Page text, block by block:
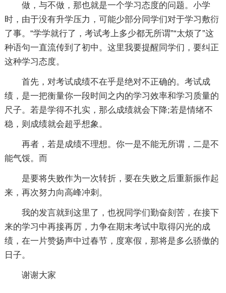
做，与不做，那也就是一个学习态度的问题。小学
时，由于没有升学压力，可能少部分同学们对于学习敷衍
了事。“学学就行了，考试考上多少都无所谓”“太烦了”这
种语句一直流传到了初中。这里我要提醒同学们，要纠正
这种学习态度。
首先，对考试成绩不在乎是绝对不正确的。考试成
绩，是一把衡量你一段时间之内的学习效率和学习质量的
尺子。若是学得不扎实，那么成绩就会下降;若是情绪不
稳，则成绩就会超乎想象。
再者，若是成绩不理想。你一是不能无所谓，二是不
能气馁。而
是要将失败作为一次转折，要在失败之后重新振作起
来，再次努力向高峰冲刺。
我的发言就到这里了，也祝同学们勤奋刻苦，在接下
来的学习中再接再厉，力争在期末考试中取得闪光的成
绩，在一片赞扬声中过春节，度寒假，那将是多么骄傲的
日子。
谢谢大家